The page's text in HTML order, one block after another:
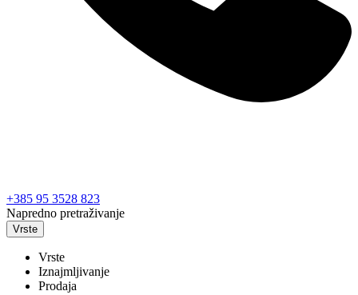
+385 95 3528 823
Napredno pretraživanje
Vrste
Vrste
Iznajmljivanje
Prodaja